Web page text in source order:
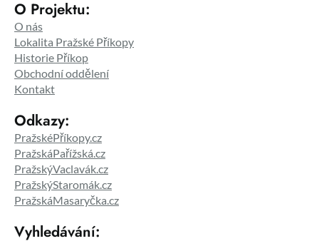
O Projektu:
O nás
Lokalita Pražské Příkopy
Historie Příkop
Obchodní oddělení
Kontakt
Odkazy:
PražskéPříkopy.cz
PražskáPařížská.cz
PražskýVaclavák.cz
PražskýStaromák.cz
PražskáMasaryčka.cz
Vyhledávání: